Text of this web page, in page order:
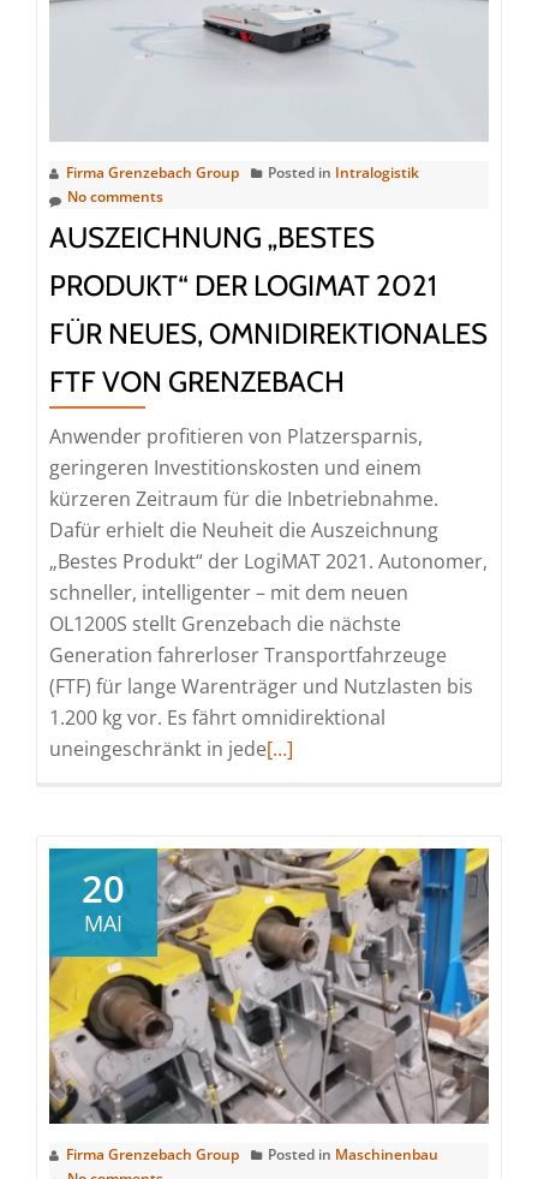
Produktion
mit
Firma Grenzebach Group Posted in Intralogistik
No comments
AUSZEICHNUNG „BESTES
PRODUKT“ DER LOGIMAT 2021
FÜR NEUES, OMNIDIREKTIONALES
FTF VON GRENZEBACH
Anwender profitieren von Platzersparnis,
geringeren Investitionskosten und einem
kürzeren Zeitraum für die Inbetriebnahme.
Dafür erhielt die Neuheit die Auszeichnung
„Bestes Produkt“ der LogiMAT 2021. Autonomer,
schneller, intelligenter – mit dem neuen
OL1200S stellt Grenzebach die nächste
Generation fahrerloser Transportfahrzeuge
(FTF) für lange Warenträger und Nutzlasten bis
1.200 kg vor. Es fährt omnidirektional
uneingeschränkt in jedeRead
„Bestes
Produkt“
der
LogiMAT
2021
für
neues,
omnidirektionales
FTF
von
[…]
20
MAI
Firma Grenzebach Group Posted in Maschinenbau